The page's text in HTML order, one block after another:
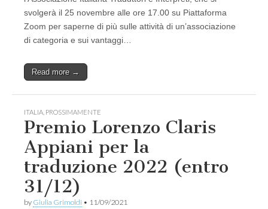
svolgerà il 25 novembre alle ore 17.00 su Piattaforma
Zoom per saperne di più sulle attività di un’associazione
di categoria e sui vantaggi…
Read more →
ITALIA PROSSIMAMENTE
Premio Lorenzo Claris
Appiani per la
traduzione 2022 (entro
31/12)
by Giulia Grimoldi • 11/09/2021